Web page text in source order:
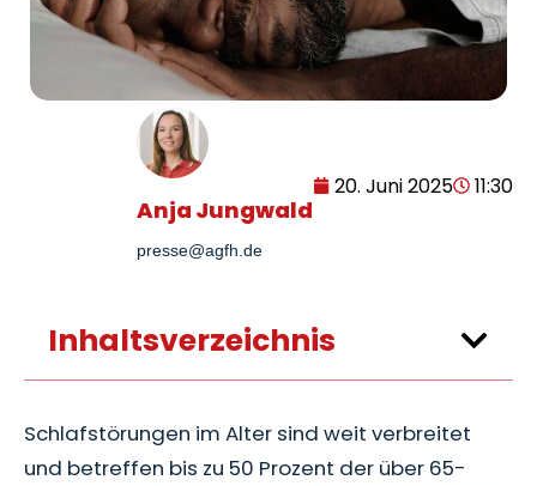
20. Juni 2025 11:30
Anja Jungwald
presse@agfh.de
Inhaltsverzeichnis
Schlafstörungen im Alter sind weit verbreitet
und betreffen bis zu 50 Prozent der über 65-